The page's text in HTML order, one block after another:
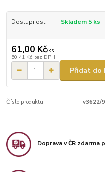
Dostupnost Skladem 5 ks
61,00 Kč/ks
50,41 Kč bez DPH
Přidat do
Číslo produktu: v3622/
Doprava v ČR zdarma